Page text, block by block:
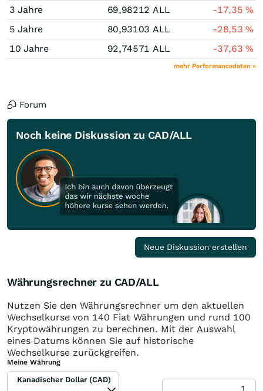
3 Jahre 69,98212 ALL -17,35%
5 Jahre
80,93103 ALL -28,53%
10 Jahre
92,74571 ALL -37,63%
mehr Performancedaten »
Forum
Noch keine Diskussion zu CAD/ALL
Neue Diskussion erstellen
Währungsrechner zu CAD/ALL
Nutzen Sie den Währungsrechner um den aktuellen
Wechselkurse von 140 Fiat Währungen und rund 100
Kryptowährungen zu berechnen. Mit der Auswahl
eines Datums können Sie auf historische
Wechselkurse zurückgreifen.
Meine Währung
Kanadischer Dollar (CAD)